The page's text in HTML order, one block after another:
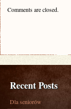
Comments are closed.
Recent Posts
Dla seniorów